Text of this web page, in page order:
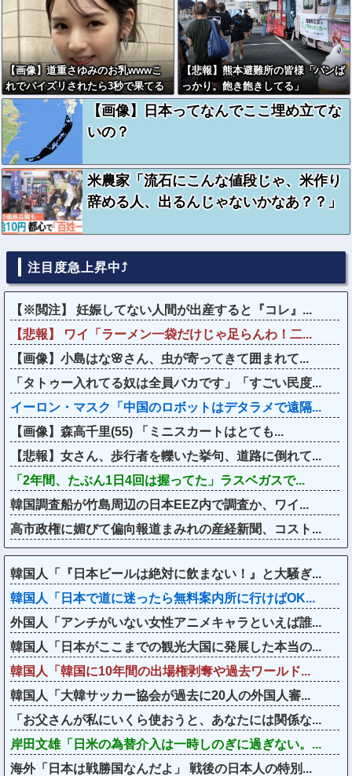
【画像】道重さゆみのお乳wwwこ
れでパイズリされたら3秒で果てる
だろ
【悲報】熊本避難所の皆様「パンば
っかり。飽き飽きしてる」
【画像】日本ってなんでここ埋め立てな
いの？
米農家「流石にこんな値段じゃ、米作り
辞める人、出るんじゃないかなあ？？」
注目度急上昇中⤴
【※閲注】 妊娠してない人間が出産すると『コレ』...
【悲報】 ワイ「ラーメン一袋だけじゃ足らんわ！二...
【画像】小島はな🌸さん、虫が寄ってきて囲まれて...
「タトゥー入れてる奴は全員バカです」「すごい民度...
イーロン・マスク「中国のロボットはデタラメで遠隔...
【画像】森高千里(55) 「ミニスカートはとても...
【悲報】女さん、歩行者を轢いた挙句、道路に倒れて...
「2年間、たぶん1日4回は握ってた」ラスベガスで...
韓国調査船が竹島周辺の日本EEZ内で調査か、ワイ...
高市政権に媚びて偏向報道まみれの産経新聞、コスト...
韓国人「『日本ビールは絶対に飲まない！』と大騒ぎ...
韓国人「日本で道に迷ったら無料案内所に行けばOK...
外国人「アンチがいない女性アニメキャラといえば誰...
韓国人「日本がここまでの観光大国に発展した本当の...
韓国人「韓国に10年間の出場権剥奪や過去ワールド...
韓国人「大韓サッカー協会が過去に20人の外国人審...
「お父さんが私にいくら使おうと、あなたには関係な...
岸田文雄「日米の為替介入は一時しのぎに過ぎない。...
海外「日本は戦勝国なんだよ」 戦後の日本人の特別...